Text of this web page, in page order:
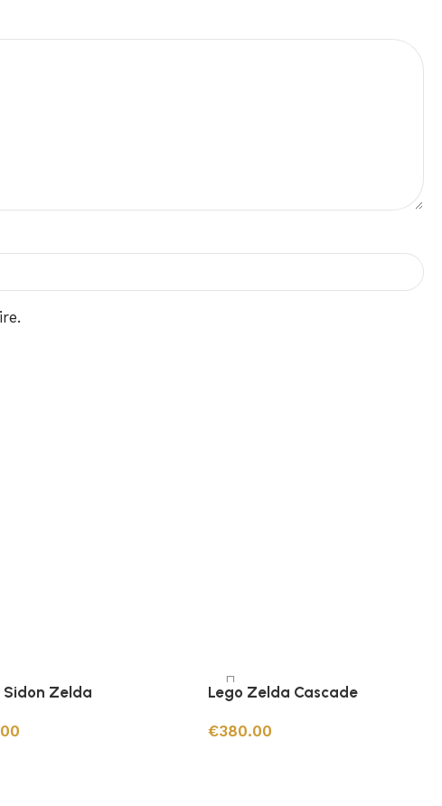
Sidon Zelda Lego Zelda Cascade
€380.00